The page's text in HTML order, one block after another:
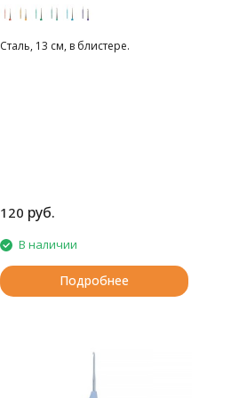
Сталь, 13 см, в блистере.
120 руб.
В наличии
Подробнее